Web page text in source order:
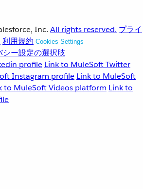
Inc. All rights reserved. プライ
利用規約 Cookies Settings
ー設定の選択肢
profile Link to MuleSoft Twitter
Instagram profile Link to MuleSoft
to MuleSoft Videos platform Link to